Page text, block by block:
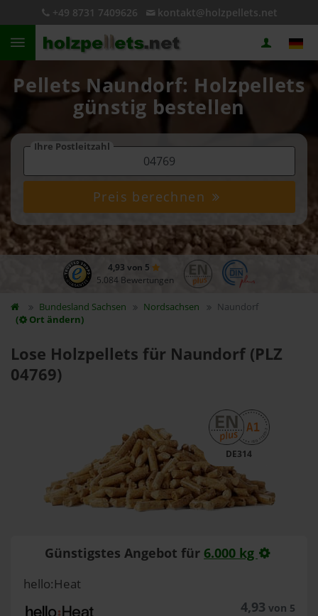
+49 8731 7409626 kontakt@holzpellets.net
Pellets Naundorf: Holzpellets
günstig bestellen
Ihre Postleitzahl
Preis berechnen
4,93 von 5
5.084 Bewertungen
Bundesland Sachsen Nordsachsen
Naundorf
(
Ort ändern)
Lose Holzpellets für Naundorf (PLZ
04769)
DE314
Günstigstes Angebot für 6.000 kg
hello:Heat
4,93 von 5